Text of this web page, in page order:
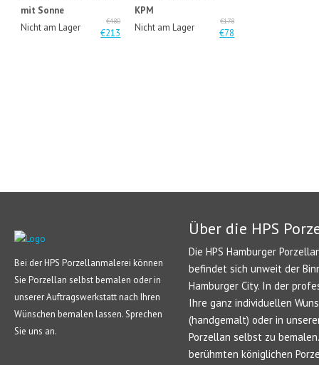
mit Sonne
€480
€213
Nicht am Lager
KPM
€178
€78
Nicht am Lager
Bei der HPS Porzellanmalerei können
Sie Porzellan selbst bemalen oder in
unserer Auftragswerkstatt nach Ihren
Wünschen bemalen lassen. Sprechen
Sie uns an.
Über die HPS
Die HPS Hamburger
befindet sich unweit der
Hamburger City. In der
Ihre ganz individuellen
(handgemalt) oder in
Porzellan selbst zu
berühmten königlichen